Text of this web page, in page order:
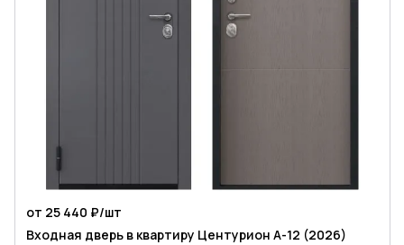
от 25 440 ₽/шт
Входная дверь в квартиру Центурион А-12 (2026)